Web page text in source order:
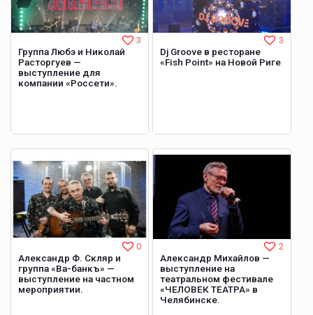
Группа Любэ и Николай
Расторгуев —
выступление для
компании «Россети».
3
Dj Groove в ресторане
«Fish Point» на Новой Риге
3
Александр Ф. Скляр и
группа «Ва-банкъ» —
выступление на частном
мероприятии.
0
Александр Михайлов —
выступление на
театральном фестивале
«ЧЕЛОВЕК ТЕАТРА» в
Челябинске.
2